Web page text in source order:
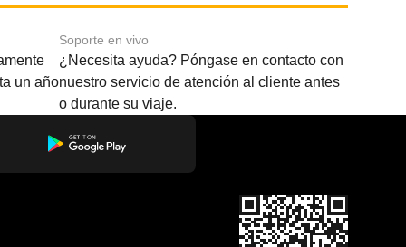
un año
Soporte en vivo
¿Necesita ayuda? Póngase en contacto con
nuestro servicio de atención al cliente antes
o durante su viaje.